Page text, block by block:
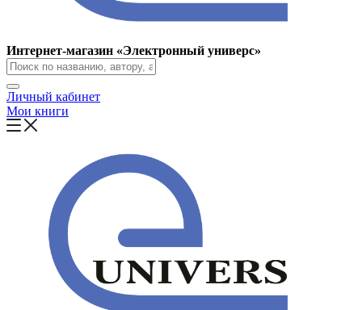
Интернет-магазин «Электронный универс»
Личный кабинет
Мои книги